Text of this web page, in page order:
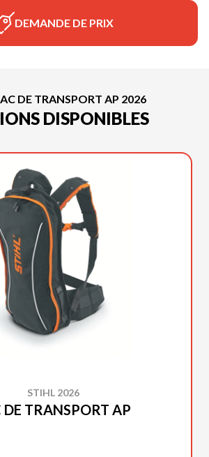
DEMANDE DE PRIX
DE TRANSPORT AP 2026
DISPONIBLES
STIHL 2026
DE TRANSPORT AP